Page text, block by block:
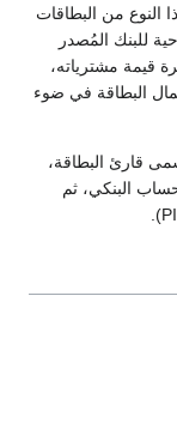
النوع من البطاقات
للبنك المُصدر
قيمة مشترياته،
البطاقة في ضوء
قارئ البطاقة،
البنكي، ثم